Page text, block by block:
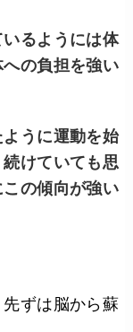
るようには体
の負担を強い
うに運動を始
けていても思
の傾向が強い
先ずは脳から蘇